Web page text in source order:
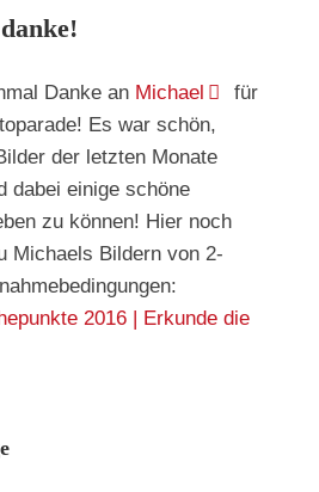
Danke an Michael
für
Es war schön,
der letzten Monate
dabei einige schöne
zu können! Hier noch
Michaels Bildern von 2-
2016 | Erkunde die